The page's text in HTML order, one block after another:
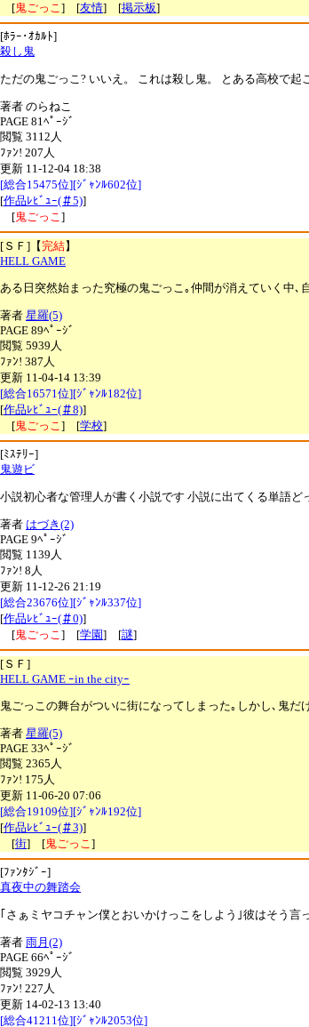
[鬼ごっこ] [友情] [掲示板]
[ﾎﾗｰ･ｵｶﾙﾄ]
殺し鬼
ただの鬼ごっこ? いいえ。 これは殺し鬼。 とある高校で
著者 のらねこ
PAGE 81ﾍﾟｰｼﾞ
閲覧 3112人
ﾌｧﾝ! 207人
更新 11-12-04 18:38
[総合15475位][ｼﾞｬﾝﾙ602位]
[作品ﾚﾋﾞｭｰ(＃5)]
[鬼ごっこ]
[ＳＦ]【完結】
HELL GAME
ある日突然始まった究極の鬼ごっこ｡仲間が消えていく中
著者 星羅(5)
PAGE 89ﾍﾟｰｼﾞ
閲覧 5939人
ﾌｧﾝ! 387人
更新 11-04-14 13:39
[総合16571位][ｼﾞｬﾝﾙ182位]
[作品ﾚﾋﾞｭｰ(＃8)]
[鬼ごっこ] [学校]
[ﾐｽﾃﾘｰ]
鬼遊ビ
小説初心者な管理人が書く小説です 小説に出てくる単語
著者 はづき(2)
PAGE 9ﾍﾟｰｼﾞ
閲覧 1139人
ﾌｧﾝ! 8人
更新 11-12-26 21:19
[総合23676位][ｼﾞｬﾝﾙ337位]
[作品ﾚﾋﾞｭｰ(＃0)]
[鬼ごっこ] [学園] [謎]
[ＳＦ]
HELL GAME ｰin the cityｰ
鬼ごっこの舞台がついに街になってしまった｡しかし､鬼
著者 星羅(5)
PAGE 33ﾍﾟｰｼﾞ
閲覧 2365人
ﾌｧﾝ! 175人
更新 11-06-20 07:06
[総合19109位][ｼﾞｬﾝﾙ192位]
[作品ﾚﾋﾞｭｰ(＃3)]
[街] [鬼ごっこ]
[ﾌｧﾝﾀｼﾞｰ]
真夜中の舞踏会
｢さぁミヤコチャン僕とおいかけっこをしよう｣彼はそう
著者 雨月(2)
PAGE 66ﾍﾟｰｼﾞ
閲覧 3929人
ﾌｧﾝ! 227人
更新 14-02-13 13:40
[総合41211位][ｼﾞｬﾝﾙ2053位]